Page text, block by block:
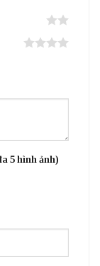
5 hình ảnh)